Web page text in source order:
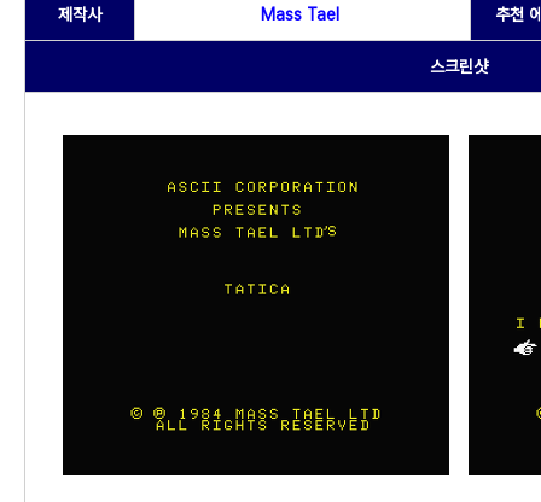
제작사 Mass Tael 추천
스크린샷